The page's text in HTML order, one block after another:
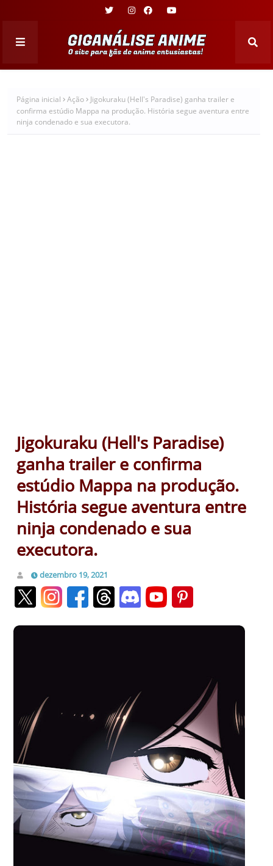
Página inicial Ação
Jigokuraku (Hell's Paradise) ganha trailer e
confirma estúdio Mappa na produção. História segue aventura entre
ninja condenado e sua executora.
Jigokuraku (Hell's Paradise)
ganha trailer e confirma
estúdio Mappa na produção.
História segue aventura entre
ninja condenado e sua
executora.
dezembro 19, 2021